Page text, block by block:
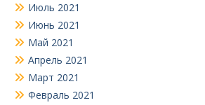
Июль 2021
Июнь 2021
Май 2021
Апрель 2021
Март 2021
Февраль 2021